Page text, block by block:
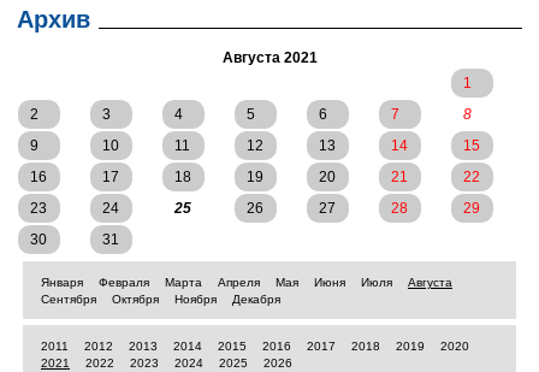
Архив
Августа 2021
1
2
3 4 5 6 7
8
9
10 11 12 13 14
15
16
17 18 19 20 21
22
23
24 25 26 27 28
29
30
31
Января Февраля Марта Апреля Мая Июня Июля
Августа
Сентября
Октября Ноября Декабря
2011 2012 2013 2014 2015 2016 2017 2018 2019
2020
2021
2022 2023 2024 2025 2026